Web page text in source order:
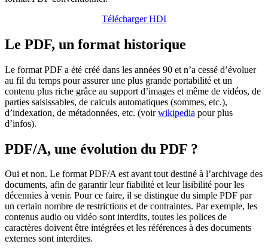
Télécharger HDI
Le PDF, un format historique
Le format PDF a été créé dans les années 90 et n’a cessé d’évoluer
au fil du temps pour assurer une plus grande portabilité et un
contenu plus riche grâce au support d’images et même de vidéos, de
parties saisissables, de calculs automatiques (sommes, etc.),
d’indexation, de métadonnées, etc. (voirwikipedia pour plus
d’infos).
PDF/A, une évolution du PDF ?
Oui et non. Le format PDF/A est avant tout destiné à l’archivage des
documents, afin de garantir leur fiabilité et leur lisibilité pour les
décennies à venir. Pour ce faire, il se distingue du simple PDF par
un certain nombre de restrictions et de contraintes. Par exemple, les
contenus audio ou vidéo sont interdits, toutes les polices de
caractères doivent être intégrées et les références à des documents
externes sont interdites.